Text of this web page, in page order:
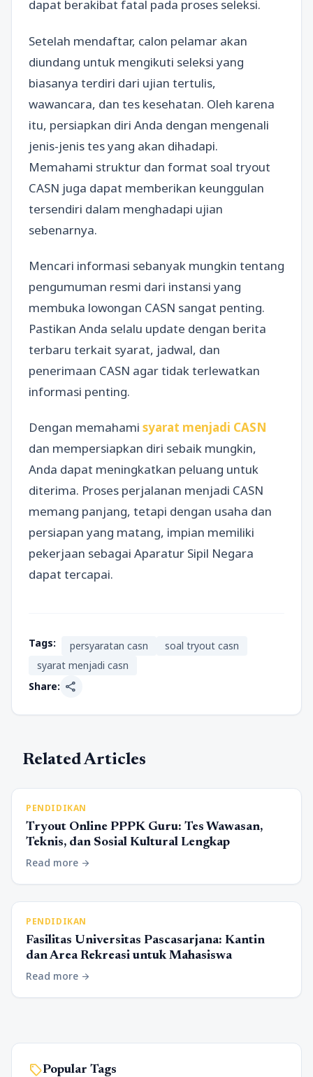
dapat berakibat fatal pada proses seleksi.
Setelah mendaftar, calon pelamar akan
diundang untuk mengikuti seleksi yang
biasanya terdiri dari ujian tertulis,
wawancara, dan tes kesehatan. Oleh karena
itu, persiapkan diri Anda dengan mengenali
jenis-jenis tes yang akan dihadapi.
Memahami struktur dan format soal tryout
CASN juga dapat memberikan keunggulan
tersendiri dalam menghadapi ujian
sebenarnya.
Mencari informasi sebanyak mungkin tentang
pengumuman resmi dari instansi yang
membuka lowongan CASN sangat penting.
Pastikan Anda selalu update dengan berita
terbaru terkait syarat, jadwal, dan
penerimaan CASN agar tidak terlewatkan
informasi penting.
Dengan memahami syarat menjadi CASN
dan mempersiapkan diri sebaik mungkin,
Anda dapat meningkatkan peluang untuk
diterima. Proses perjalanan menjadi CASN
memang panjang, tetapi dengan usaha dan
persiapan yang matang, impian memiliki
pekerjaan sebagai Aparatur Sipil Negara
dapat tercapai.
Tags: persyaratan casn
soal tryout casn
syarat menjadi casn
Share: share
Related Articles
PENDIDIKAN
Tryout Online PPPK Guru: Tes Wawasan,
Teknis, dan Sosial Kultural Lengkap
Read more arrow_forward
PENDIDIKAN
Fasilitas Universitas Pascasarjana: Kantin
dan Area Rekreasi untuk Mahasiswa
Read more arrow_forward
sellPopular Tags